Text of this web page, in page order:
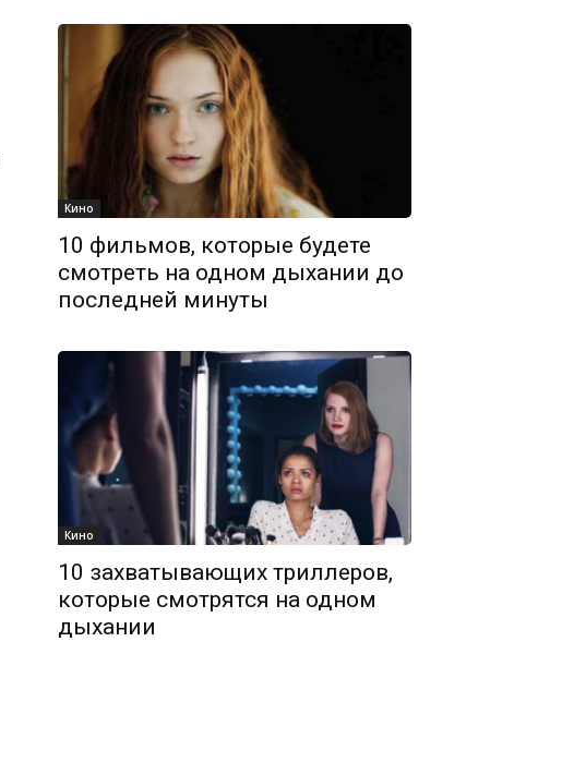
Кино
10 фильмов, которые будете
смотреть на одном дыхании до
последней минуты
Кино
10 захватывающих триллеров,
которые смотрятся на одном
дыхании